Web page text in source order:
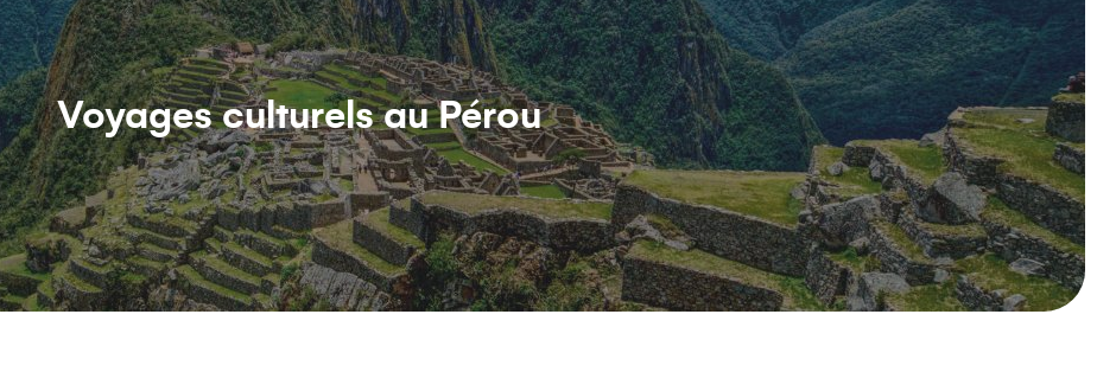
Voyages culturels au Pérou